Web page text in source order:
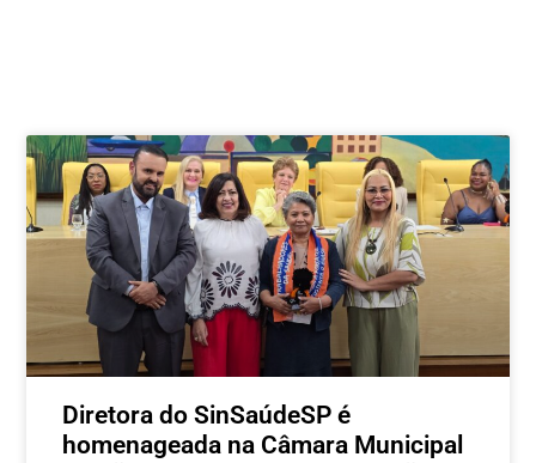
Postagens relacionadas
Diretora do SinSaúdeSP é
homenageada na Câmara Municipal